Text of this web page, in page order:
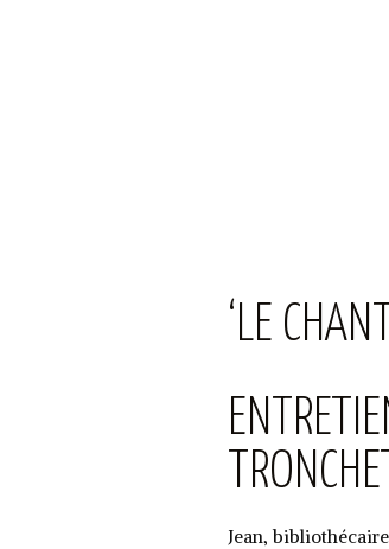
‘LE
TRONCHET
Jean,